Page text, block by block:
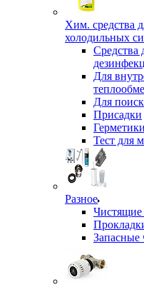
Хим. средства
холодильных
Средства
Для
Для
Присадки
Герметики
Тест для
Разное
Чистящие
Запасные